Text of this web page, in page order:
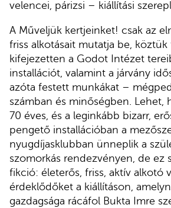
velencei, párizsi – kiállítási
A Műveljük kertjeinket! csak az
friss alkotásait mutatja be, köztük
kifejezetten a Godot Intézet
installációt, valamint a járvány
azóta festett munkákat –
számban és minőségben. Lehet,
70 éves, és a leginkább bizarr,
pengető installációban a
nyugdíjasklubban ünneplik a
szomorkás rendezvényen, de ez
fikció: életerős, friss, aktív alkotó
érdeklődőket a kiállításon,
gazdagsága rácáfol Bukta Imre